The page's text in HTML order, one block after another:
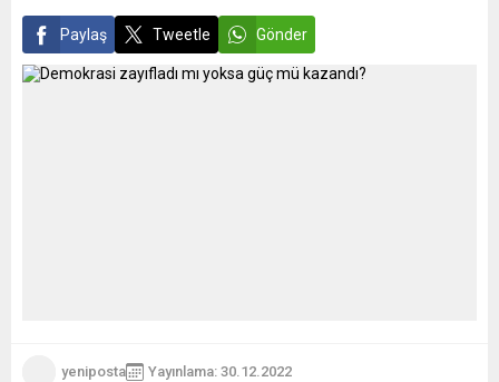
Paylaş Tweetle Gönder
yeniposta
Yayınlama: 30.12.2022